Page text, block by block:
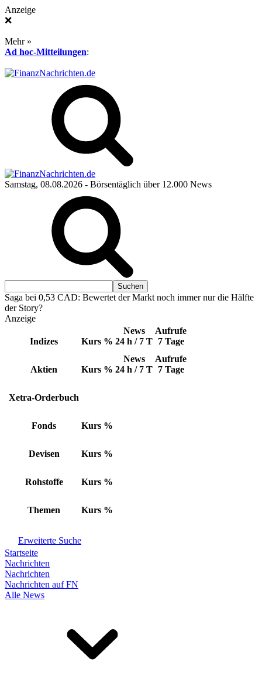
Anzeige
❌
Mehr »
Ad hoc-Mitteilungen:
Samstag, 08.08.2026 - Börsentäglich über 12.000 News
Saga bei 0,53 CAD: Bewertet der Markt noch immer nur die Hälfte
der Story?
Anzeige
Indizes Kurs %
News
24 h / 7 T
Aufrufe
7 Tage
Aktien Kurs %
News
24 h / 7 T
Aufrufe
7 Tage
Xetra-Orderbuch
Fonds Kurs %
Devisen Kurs %
Rohstoffe Kurs %
Themen Kurs %
Erweiterte Suche
Startseite
Nachrichten
Nachrichten
Nachrichten auf FN
Alle News